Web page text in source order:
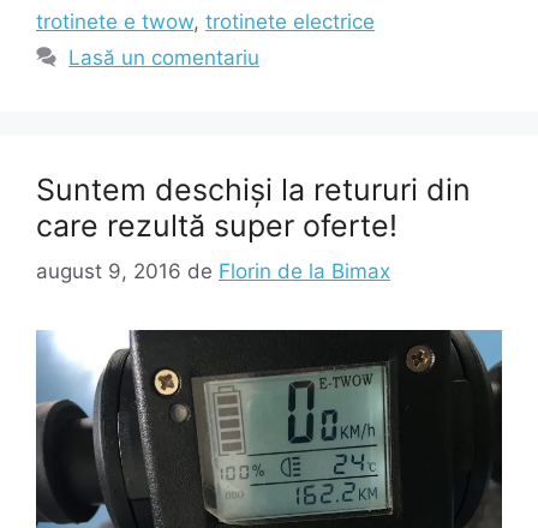
trotinete e twow, trotinete electrice
Lasă un comentariu
Suntem deschiși la retururi din
care rezultă super oferte!
august 9, 2016 de Florin de la Bimax